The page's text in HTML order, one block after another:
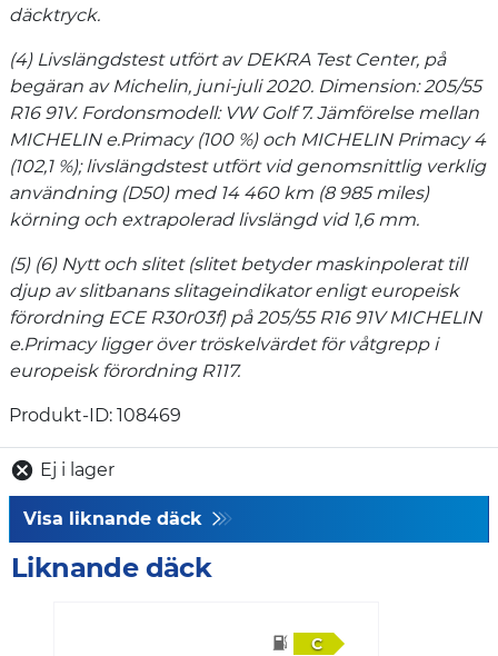
däcktryck.
(4) Livslängdstest utfört av DEKRA Test Center, på
begäran av Michelin, juni-juli 2020. Dimension: 205/55
R16 91V. Fordonsmodell: VW Golf 7. Jämförelse mellan
MICHELIN e.Primacy (100 %) och MICHELIN Primacy 4
(102,1 %); livslängdstest utfört vid genomsnittlig verklig
användning (D50) med 14 460 km (8 985 miles)
körning och extrapolerad livslängd vid 1,6 mm.
(5) (6) Nytt och slitet (slitet betyder maskinpolerat till
djup av slitbanans slitageindikator enligt europeisk
förordning ECE R30r03f) på 205/55 R16 91V MICHELIN
e.Primacy ligger över tröskelvärdet för våtgrepp i
europeisk förordning R117.
Produkt-ID: 108469
Ej i lager
Visa liknande däck
Liknande däck
C